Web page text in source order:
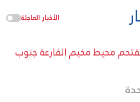
الأخبار العاجلة
محيط مخيم الفارعة جنوب